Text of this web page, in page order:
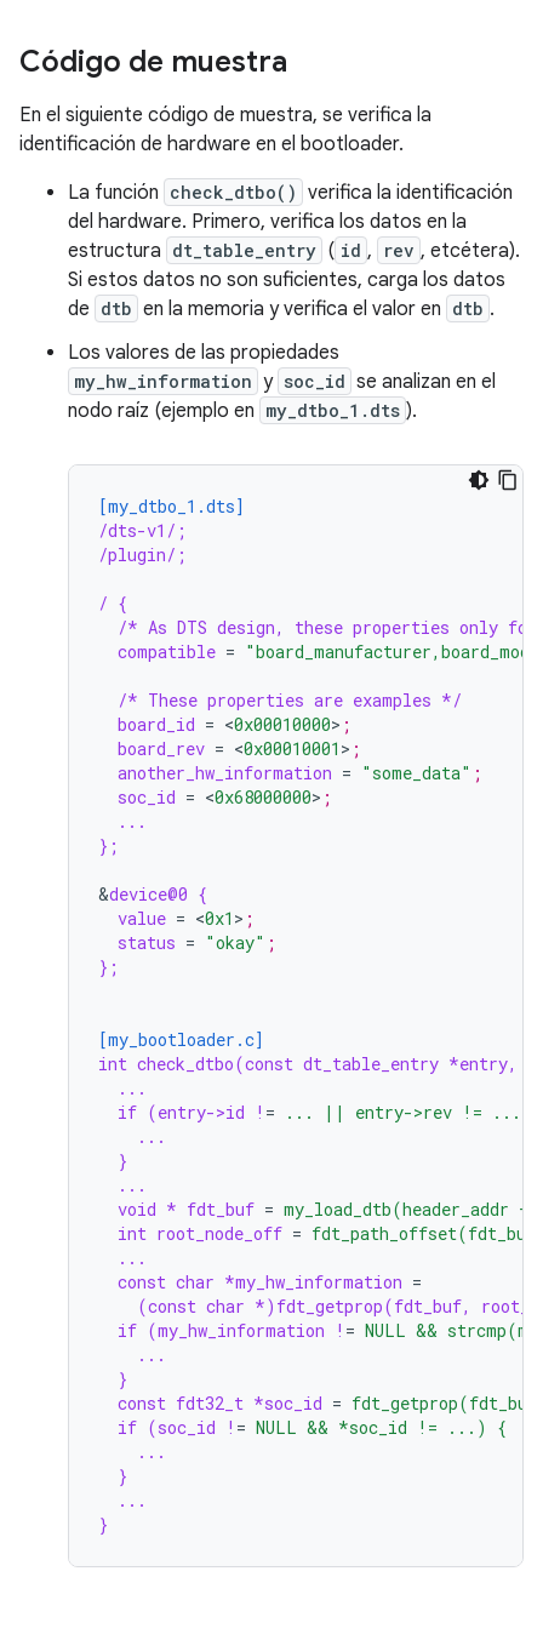
Código de muestra
En el siguiente código de muestra, se verifica la
identificación de hardware en el bootloader.
La función check_dtbo() verifica la identificación
del hardware. Primero, verifica los datos en la
estructura dt_table_entry ( id , rev , etcétera).
Si estos datos no son suficientes, carga los datos
de dtb en la memoria y verifica el valor en dtb .
Los valores de las propiedades
my_hw_information y soc_id se analizan en el
nodo raíz (ejemplo en my_dtbo_1.dts ).
[my_dtbo_1.dts]
/dts-v1/;
/plugin/;
/ {
/* As DTS design, these properties only
compatible =
/* These properties are examples */
board_id = <0x00010000> ;
board_rev = <0x00010001 > ;
another_hw_information = "some_data" ;
soc_id = <0x68000000> ;
...
};
&device@0 {
value = <0x1 > ;
status = "okay" ;
};
[my_bootloader.c]
int check_dtbo(const dt_table_entry *entry,
...
if (entry->id ! =
... || entry->rev != ...)
...
}
...
void * fdt_buf =
int root_node_off =
...
const char *my_hw_information =
(const char *)fdt_getprop(fdt_buf,
if (my_hw_information ! = NULL &&
...
}
const fdt32_t *soc_id =
if (soc_id ! = NULL && *soc_id != ...) {
...
}
...
}